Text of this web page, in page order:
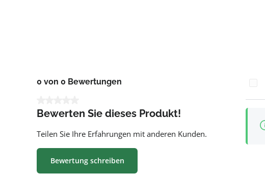
0 von 0 Bewertungen
Bewerten Sie dieses Produkt!
Teilen Sie Ihre Erfahrungen mit anderen Kunden.
Bewertung schreiben